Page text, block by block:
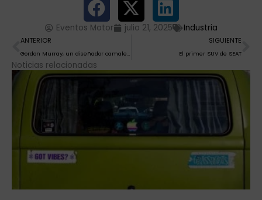
Eventos Motor julio 21, 2025 Industria
Ant
ANTERIOR
Gordon Murray, un diseñador camaleónico
SIGUIENTE
El primer SUV de SEAT
Noticias relacionadas